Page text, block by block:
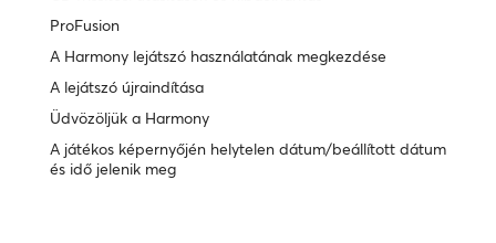
ProFusion
A Harmony lejátszó használatának megkezdése
A lejátszó újraindítása
Üdvözöljük a Harmony
A játékos képernyőjén helytelen dátum/beállított dátum
és idő jelenik meg